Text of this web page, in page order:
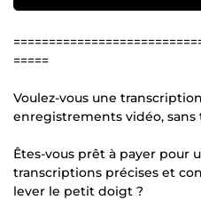
=====
Voulez-vous une
enregistrements vidéo, sans
Êtes-vous prêt à payer pour
transcriptions précises et
lever le petit doigt ?